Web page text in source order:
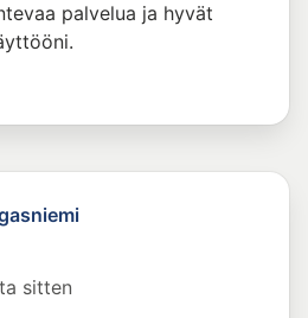
palvelua ja hyvät
sitten